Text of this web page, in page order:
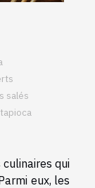
salés
qui
eux, les